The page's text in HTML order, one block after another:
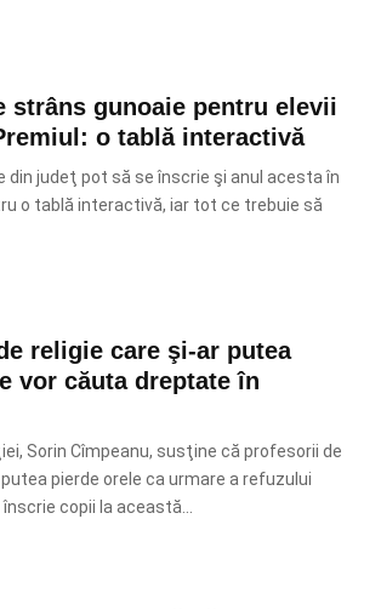
strâns gunoaie pentru elevii
o tablă interactivă
din judeţ pot să se înscrie şi anul acesta în
o tablă interactivă, iar tot ce trebuie să
religie care şi-ar putea
vor căuta dreptate în
Sorin Cîmpeanu, susţine că profesorii de
pierde orele ca urmare a refuzului
copii la această...